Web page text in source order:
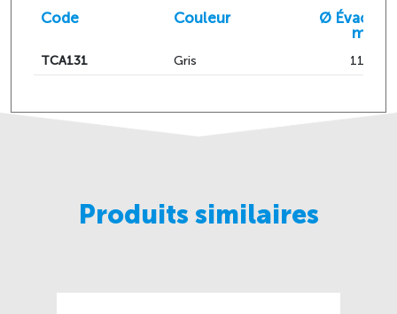
Code Couleur
Ø
mm
TCA131 Gris 110M
Produits similaires